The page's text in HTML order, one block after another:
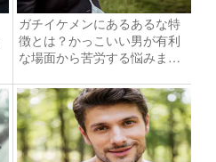
ガチイケメンにあるあるな特
徴とは？かっこいい男が有利
な場面から苦労する悩みまで